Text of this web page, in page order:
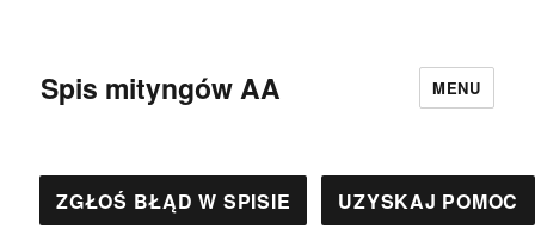
Spis mityngów AA MENU
ZGŁOŚ BŁĄD W SPISIE UZYSKAJ POMOC